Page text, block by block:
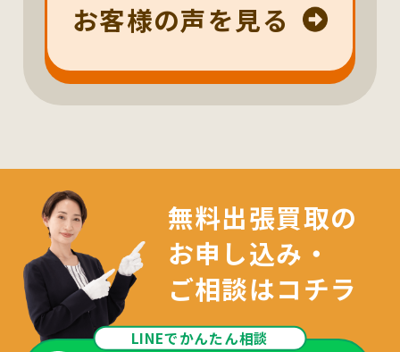
お客様の声を見る
無料出張買取の
お申し込み・
ご相談はコチラ
LINEでかんたん相談